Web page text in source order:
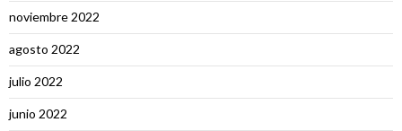
noviembre 2022
agosto 2022
julio 2022
junio 2022